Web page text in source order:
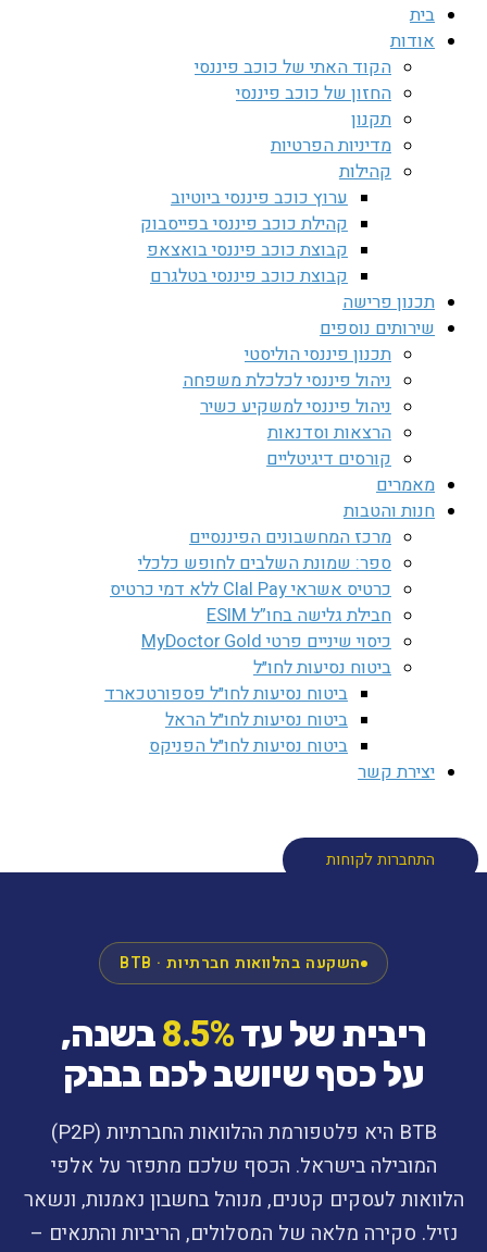
בית
אודות
הקוד האתי של כוכב פיננסי
החזון של כוכב פיננסי
תקנון
מדיניות הפרטיות
קהילות
ערוץ כוכב פיננסי ביוטיוב
קהילת כוכב פיננסי בפייסבוק
קבוצת כוכב פיננסי בואצאפ
קבוצת כוכב פיננסי בטלגרם
תכנון פרישה
שירותים נוספים
תכנון פיננסי הוליסטי
ניהול פיננסי לכלכלת משפחה
ניהול פיננסי למשקיע כשיר
הרצאות וסדנאות
קורסים דיגיטליים
מאמרים
חנות והטבות
מרכז המחשבונים הפיננסיים
ספר: שמונת השלבים לחופש כלכלי
כרטיס אשראי Clal Pay ללא דמי כרטיס
חבילת גלישה בחו”ל ESIM
כיסוי שיניים פרטי MyDoctor Gold
ביטוח נסיעות לחו״ל
ביטוח נסיעות לחו״ל פספורטכארד
ביטוח נסיעות לחו״ל הראל
ביטוח נסיעות לחו״ל הפניקס
יצירת קשר
התחברות לקוחות
השקעה בהלוואות חברתיות · BTB
ריבית של עד8.5%בשנה,
על כסף שיושב לכם בבנק
BTB היא פלטפורמת ההלוואות החברתיות (P2P)
המובילה בישראל. הכסף שלכם מתפזר על אלפי
הלוואות לעסקים קטנים, מנוהל בחשבון נאמנות, ונשאר
נזיל. סקירה מלאה של המסלולים, הריביות והתנאים –